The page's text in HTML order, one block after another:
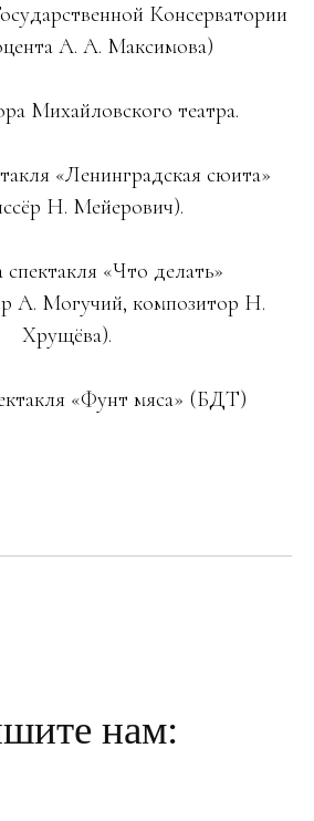
Консерватории
А. А. Максимова)
Михайловского театра.
«Ленинградская сюита»
Н. Мейерович).
спектакля «Что делать»
А. Могучий, композитор Н.
Хрущёва).
«Фунт мяса» (БДТ)
нам: